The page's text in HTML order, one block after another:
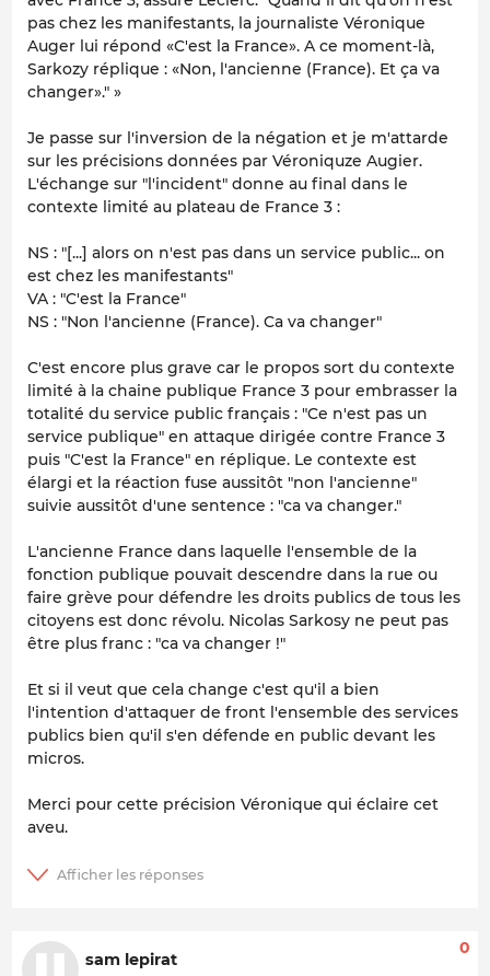
pas chez les manifestants, la journaliste Véronique
Auger lui répond «C'est la France». A ce moment-là,
Sarkozy réplique : «Non, l'ancienne (France). Et ça va
changer»." »
Je passe sur l'inversion de la négation et je m'attarde
sur les précisions données par Véroniquze Augier.
L'échange sur "l'incident" donne au final dans le
contexte limité au plateau de France 3 :
NS : "[...] alors on n'est pas dans un service public... on
est chez les manifestants"
VA : "C'est la France"
NS : "Non l'ancienne (France). Ca va changer"
C'est encore plus grave car le propos sort du contexte
limité à la chaine publique France 3 pour embrasser la
totalité du service public français : "Ce n'est pas un
service publique" en attaque dirigée contre France 3
puis "C'est la France" en réplique. Le contexte est
élargi et la réaction fuse aussitôt "non l'ancienne"
suivie aussitôt d'une sentence : "ca va changer."
L'ancienne France dans laquelle l'ensemble de la
fonction publique pouvait descendre dans la rue ou
faire grève pour défendre les droits publics de tous les
citoyens est donc révolu. Nicolas Sarkosy ne peut pas
être plus franc : "ca va changer !"
Et si il veut que cela change c'est qu'il a bien
l'intention d'attaquer de front l'ensemble des services
publics bien qu'il s'en défende en public devant les
micros.
Merci pour cette précision Véronique qui éclaire cet
aveu.
sam lepirat
0